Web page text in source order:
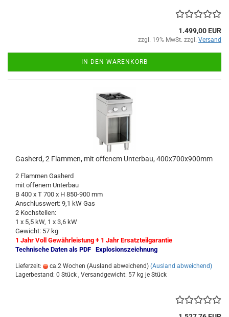
1.499,00 EUR
zzgl. 19% MwSt. zzgl. Versand
IN DEN WARENKORB
Gasherd, 2 Flammen, mit offenem Unterbau, 400x700x900mm
2 Flammen Gasherd
mit offenem Unterbau
B 400 x T 700 x H 850-900 mm
Anschlusswert: 9,1 kW Gas
2 Kochstellen:
1 x 5,5 kW, 1 x 3,6 kW
Gewicht: 57 kg
1 Jahr Voll Gewährleistung + 1 Jahr Ersatzteilgarantie
Technische Daten als PDF Explosionszeichnung
Lieferzeit: ca.2 Wochen (Ausland abweichend) (Ausland abweichend)
Lagerbestand: 0 Stück , Versandgewicht: 57 kg je Stück